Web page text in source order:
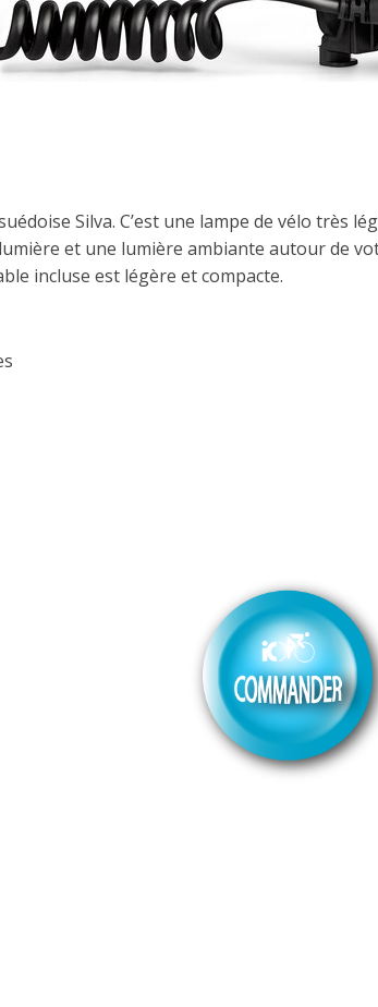
Silva. C’est une lampe de vélo très
et une lumière ambiante autour de
incluse est légère et compacte.